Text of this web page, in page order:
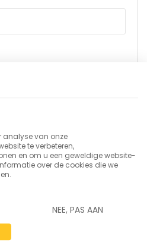
analyse van onze
te verbeteren,
en om u een geweldige website-
over de cookies die we
NEE, PAS AAN